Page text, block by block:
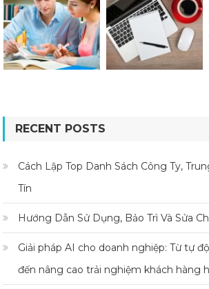
RECENT POSTS
Cách Lập Top Danh Sách Công Ty,
Tín
Hướng Dẫn Sử Dụng, Bảo Trì Và Sửa
Giải pháp AI cho doanh nghiệp: Từ tự
đến nâng cao trải nghiệm khách hàng